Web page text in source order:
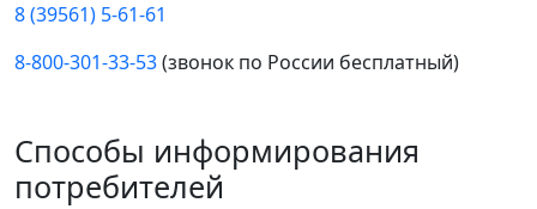
8 (39561) 5-61-61
8-800-301-33-53(звонок по России бесплатный)
Способы информирования
потребителей